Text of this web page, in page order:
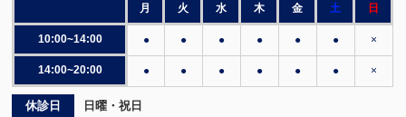
月 火 水 木 金 土 日
10:00~14:00 ● ● ● ● ● ● ×
14:00~20:00 ● ● ● ● ● ● ×
休診日
日曜・祝日